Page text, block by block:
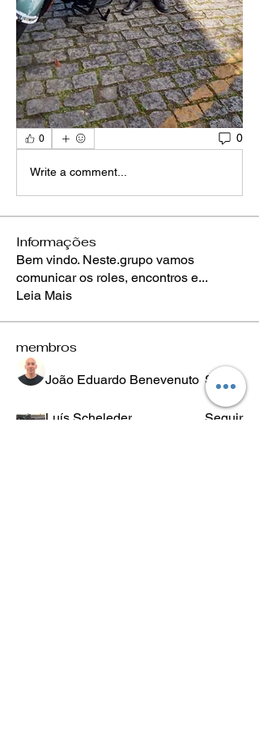
0 0
Write a comment...
Informações
Bem vindo. Neste.grupo vamos
comunicar os roles, encontros e...
Leia Mais
membros
João Eduardo Benevenuto Seguir
Luís Scheleder
Seguir